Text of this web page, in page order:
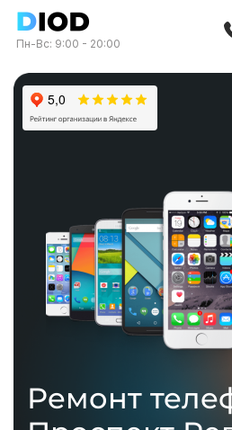
Пн-Вс: 9:00 - 20:00
Ремонт